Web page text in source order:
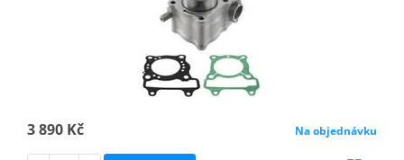
3 890 Kč Na objednávku